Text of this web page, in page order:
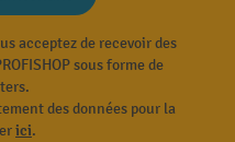
acceptez de recevoir des
sous forme de
des données pour la
ici.